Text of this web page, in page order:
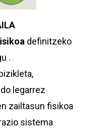
definitzeko
.
legarrez
zailtasun fisikoa
sistema